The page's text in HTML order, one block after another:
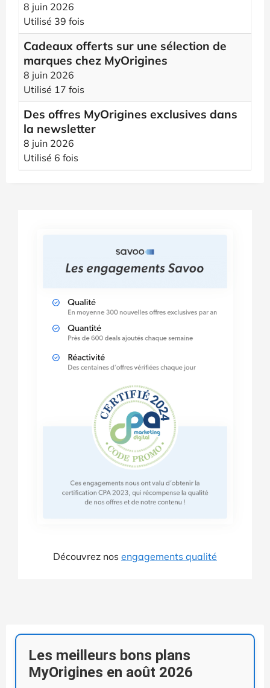
8 juin 2026
Utilisé 39 fois
Cadeaux offerts sur une sélection de
marques chez MyOrigines
8 juin 2026
Utilisé 17 fois
Des offres MyOrigines exclusives dans
la newsletter
8 juin 2026
Utilisé 6 fois
Découvrez nos engagements qualité
Les meilleurs bons plans
MyOrigines en août 2026